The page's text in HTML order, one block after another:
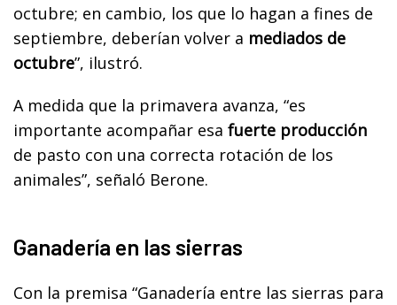
octubre; en cambio, los que lo hagan a fines de
septiembre, deberían volver a mediados de
octubre”, ilustró.
A medida que la primavera avanza, “es
importante acompañar esa fuerte producción
de pasto con una correcta rotación de los
animales”, señaló Berone.
Ganadería en las sierras
Con la premisa “Ganadería entre las sierras para